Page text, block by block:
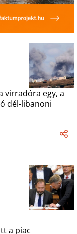
virradóra egy, a
dél-libanoni
a piac